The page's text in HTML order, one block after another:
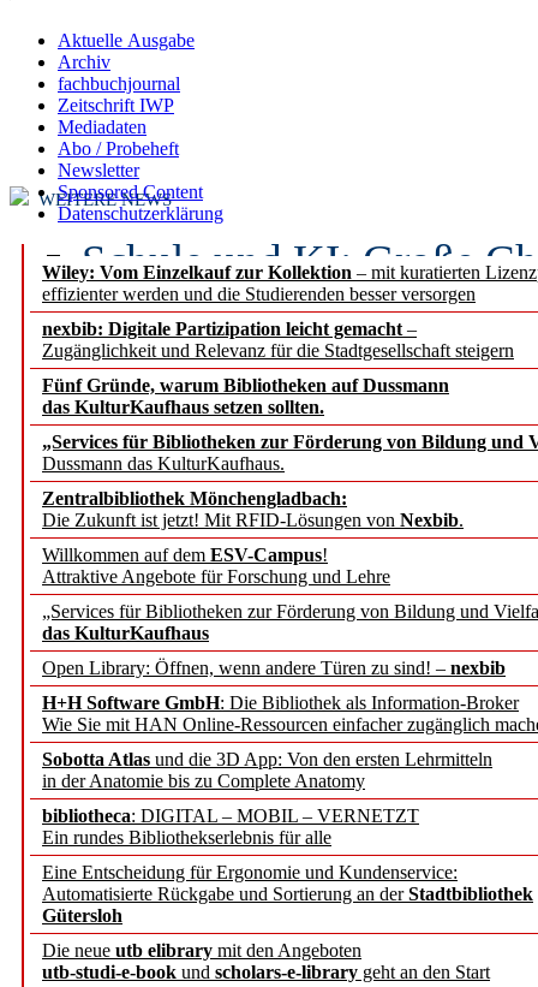
Aktuelle Ausgabe
Archiv
fachbuchjournal
Zeitschrift IWP
Mediadaten
Abo / Probeheft
Newsletter
Sponsored Content
Datenschutzerklärung
Wiley: Vom Einzelkauf zur Kollektion – mit kuratierten
effizienter werden und die Studierenden besser versorgen
nexbib: Digitale Partizipation leicht gemacht –
Zugänglichkeit und Relevanz für die Stadtgesellschaft steigern
Fünf Gründe, warum Bibliotheken auf Dussmann
das KulturKaufhaus setzen sollten.
„Services für Bibliotheken zur Förderung von Bildung und
Dussmann das KulturKaufhaus.
Zentralbibliothek Mönchengladbach:
Die Zukunft ist jetzt! Mit RFID-Lösungen von Nexbib.
Willkommen auf dem ESV-Campus!
Attraktive Angebote für Forschung und Lehre
„Services für Bibliotheken zur Förderung von Bildung und
das KulturKaufhaus
Open Library: Öffnen, wenn andere Türen zu sind! – nexbib
H+H Software GmbH: Die Bibliothek als Information-Broker
Wie Sie mit HAN Online-Ressourcen einfacher zugänglich
Sobotta Atlas und die 3D App: Von den ersten Lehrmitteln
in der Anatomie bis zu Complete Anatomy
bibliotheca: DIGITAL – MOBIL – VERNETZT
Ein rundes Bibliothekserlebnis für alle
Eine Entscheidung für Ergonomie und Kundenservice:
Automatisierte Rückgabe und Sortierung an derStadtbibliothek
Gütersloh
Die neue utb elibrary mit den Angeboten
utb-studi-e-book und scholars-e-library geht an den Start
WEITERE NEWS
Schule und KI: Große
Voraussetzungen
Erfolgreiches erstes
Segment Research –
angepasst
konstruktiv!
Mohr Siebeck
und die Zeitschrift für
Francke Attempto
EBSCO Information
Recherchefunktionen in
Sorbisches Institut neu
Geschichte und